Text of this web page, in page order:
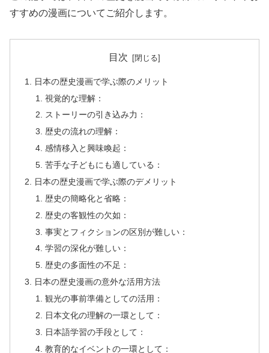
すすめの漫画についてご紹介します。
目次
日本の歴史漫画で学ぶ際のメリット
視覚的な理解：
ストーリーの引き込み力：
歴史の流れの理解：
感情移入と興味喚起：
苦手な子どもにも適している：
日本の歴史漫画で学ぶ際のデメリット
歴史の簡略化と省略：
歴史の客観性の欠如：
事実とフィクションの区別が難しい：
学習の深化が難しい：
歴史の多面性の不足：
日本の歴史漫画の意外な活用方法
観光の事前準備としての活用：
日本文化の理解の一環として：
日本語学習の手段として：
教育的なイベントの一環として：